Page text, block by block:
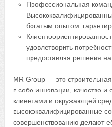
Профессиональная
богатым опытом,
удовлетворить
предоставляя решения
MR Group — это
в себе инновации, качество и
клиентами и окружающей
высококвалифицированные
совершенствованию делают